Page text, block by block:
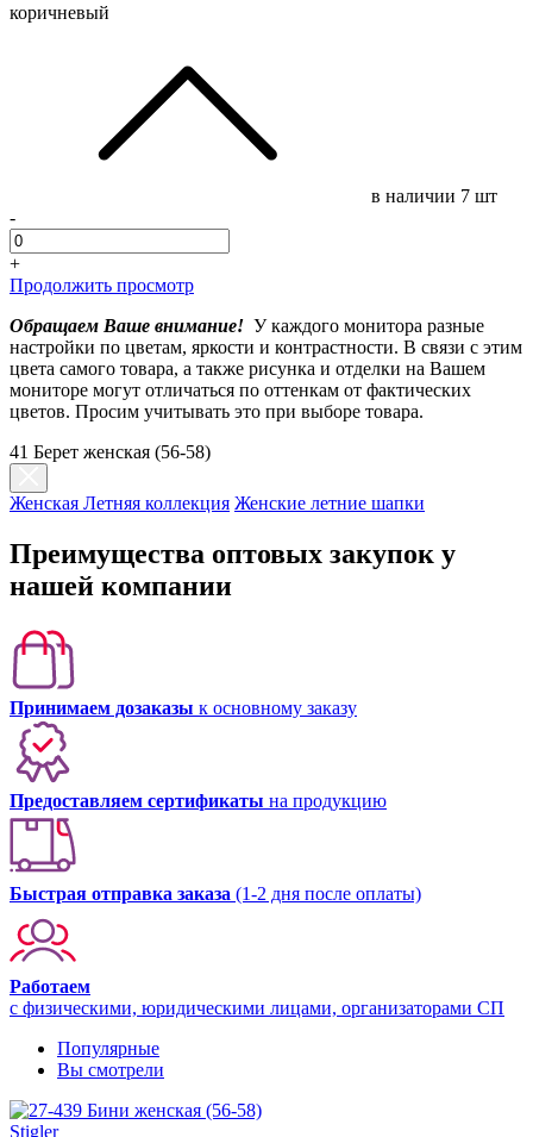
коричневый
в наличии 7 шт
-
+
Продолжить просмотр
Обращаем Ваше внимание! У каждого монитора разные
настройки по цветам, яркости и контрастности. В связи с этим
цвета самого товара, а также рисунка и отделки на Вашем
мониторе могут отличаться по оттенкам от фактических
цветов. Просим учитывать это при выборе товара.
41 Берет женская (56-58)
Женская Летняя коллекция Женские летние шапки
Преимущества оптовых закупок у
нашей компании
Принимаем дозаказы к основному заказу
Предоставляем сертификаты на продукцию
Быстрая отправка заказа (1-2 дня после оплаты)
Работаем
с физическими, юридическими лицами, организаторами СП
Популярные
Вы смотрели
Stigler